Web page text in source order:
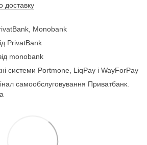
доставку
Monobank
PrivatBank
monobank
системи Portmone, LiqPay і WayForPay
самообслуговування Приватбанк.